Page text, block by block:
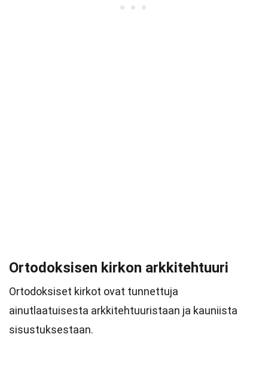
Ortodoksisen kirkon arkkitehtuuri
Ortodoksiset kirkot ovat tunnettuja
ainutlaatuisesta arkkitehtuuristaan ja kauniista
sisustuksestaan.